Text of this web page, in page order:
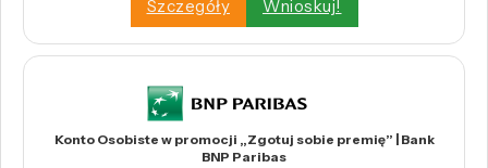
Szczegóły Wnioskuj!
Konto Osobiste w promocji „Zgotuj sobie premię” | Bank
BNP Paribas